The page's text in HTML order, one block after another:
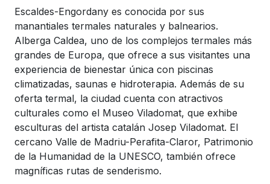
Escaldes-Engordany es conocida por sus
manantiales termales naturales y balnearios.
Alberga Caldea, uno de los complejos termales más
grandes de Europa, que ofrece a sus visitantes una
experiencia de bienestar única con piscinas
climatizadas, saunas e hidroterapia. Además de su
oferta termal, la ciudad cuenta con atractivos
culturales como el Museo Viladomat, que exhibe
esculturas del artista catalán Josep Viladomat. El
cercano Valle de Madriu-Perafita-Claror, Patrimonio
de la Humanidad de la UNESCO, también ofrece
magníficas rutas de senderismo.